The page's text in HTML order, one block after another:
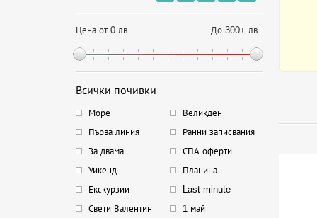
Цена от 0 лв До 300+ лв
Всички почивки
Море
Великден
Първа линия
Ранни записвания
За двама
СПА оферти
Уикенд
Планина
Екскурзии
Last minute
Свети Валентин
1 май